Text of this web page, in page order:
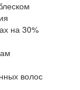
на 30%
волос